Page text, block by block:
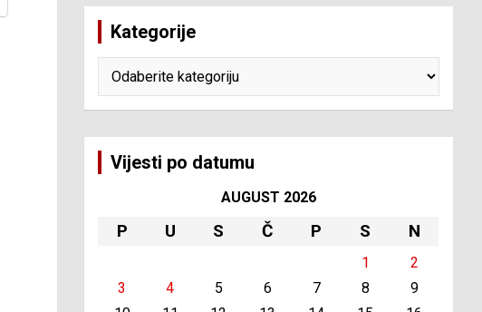
Kategorije
Vijesti po datumu
AUGUST 2026
P U S Č P S N
1
2
3
4 5 6 7 8
9